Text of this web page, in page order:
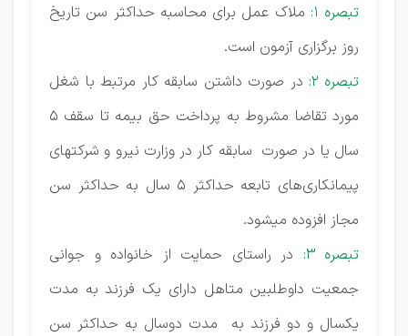
تبصره ۱:
ملاک عمل برای محاسبه حداکثر سن تاریخ
روز برگزاری آزمون است.
تبصره ۲:
در صورت داشتن سابقه کار مرتبط با شغل
مورد تقاضا مشروط به پرداخت حق بیمه تا سقف ۵
سال یا در صورت سابقه کار در وزارت نیرو و شرکتهای
پیمانکاری‌های تابعه حداکثر ۵ سال به حداکثر سن
مجاز افزوده میشود.
تبصره ۳:
در راستای حمایت از خانواده و جوانی
جمعیت داوطلبین متاهل دارای یک فرزند به مدت
یکسال و دو فرزند به مدت دوسال به حداکثر سن